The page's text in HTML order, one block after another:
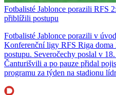
Fotbalisté Jablonce porazili RFS
přiblížili postupu
Fotbalisté Jablonce porazili v
Konferenční ligy RFS Riga
postupu. Severočechy poslal v
Čanturišvili a po pauze přidal
programu za týden na stadionu